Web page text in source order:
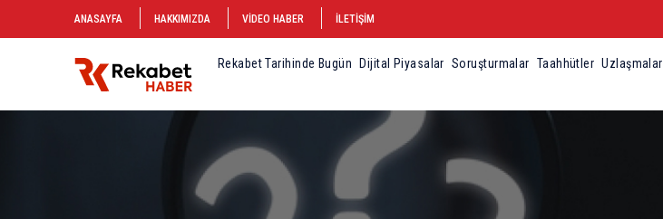
ANASAYFA HAKKIMIZDA VİDEO HABER İLETİŞİM
Rekabet Tarihinde Bugün Dijital Piyasalar Soruşturmalar Taahhütler Uzlaşmalar